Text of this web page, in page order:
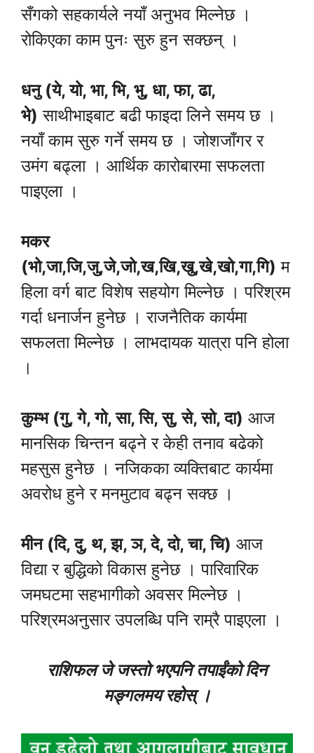
सँगको सहकार्यले नयाँ अनुभव मिल्नेछ ।
रोकिएका काम पुनः सुरु हुन सक्छन् ।
धनु (ये, यो, भा, भि, भु, धा, फा, ढा,
भे) साथीभाइबाट बढी फाइदा लिने समय छ ।
नयाँ काम सुरु गर्ने समय छ । जोशजाँगर र
उमंग बढ्ला । आर्थिक कारोबारमा सफलता
पाइएला ।
मकर
(भो,जा,जि,जु,जे,जो,ख,खि,खु,खे,खो,गा,गि) म
हिला वर्ग बाट विशेष सहयोग मिल्नेछ । परिश्रम
गर्दा धनार्जन हुनेछ । राजनैतिक कार्यमा
सफलता मिल्नेछ । लाभदायक यात्रा पनि होला
।
कुम्भ (गु, गे, गो, सा, सि, सु, से, सो, दा) आज
मानसिक चिन्तन बढ्ने र केही तनाव बढेको
महसुस हुनेछ । नजिकका व्यक्तिबाट कार्यमा
अवरोध हुने र मनमुटाव बढ्न सक्छ ।
मीन (दि, दु, थ, झ, ञ, दे, दो, चा, चि) आज
विद्या र बुद्धिको विकास हुनेछ । पारिवारिक
जमघटमा सहभागीको अवसर मिल्नेछ ।
परिश्रमअनुसार उपलब्धि पनि राम्रै पाइएला ।
राशिफल जे जस्तो भएपनि तपाईंको दिन
मङ्गलमय रहोस् ।